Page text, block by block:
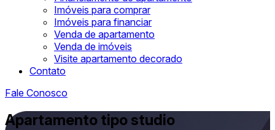
Imóveis para comprar
Imóveis para financiar
Venda de apartamento
Venda de imóveis
Visite apartamento decorado
Contato
Fale Conosco
Apartamento tipo studio